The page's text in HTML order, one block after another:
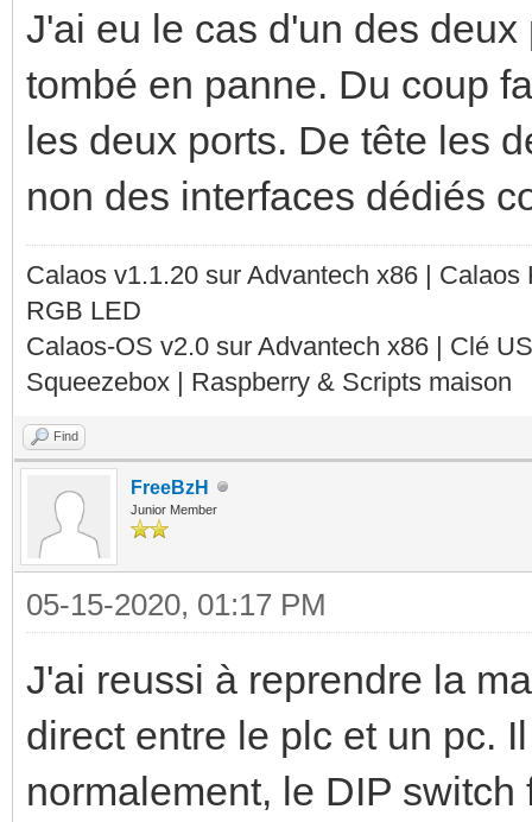
J'ai eu le cas d'un des
tombé en panne. Du coup
les deux ports. De tête les
non des interfaces dédiés
Calaos v1.1.20 sur Advantech x86 |
RGB LED
Calaos-OS v2.0 sur Advantech x86 | Clé
Squeezebox | Raspberry & Scripts maison
Find
FreeBzH
Junior Member
05-15-2020, 01:17 PM
J'ai reussi à reprendre la
direct entre le plc et un pc.
normalement, le DIP